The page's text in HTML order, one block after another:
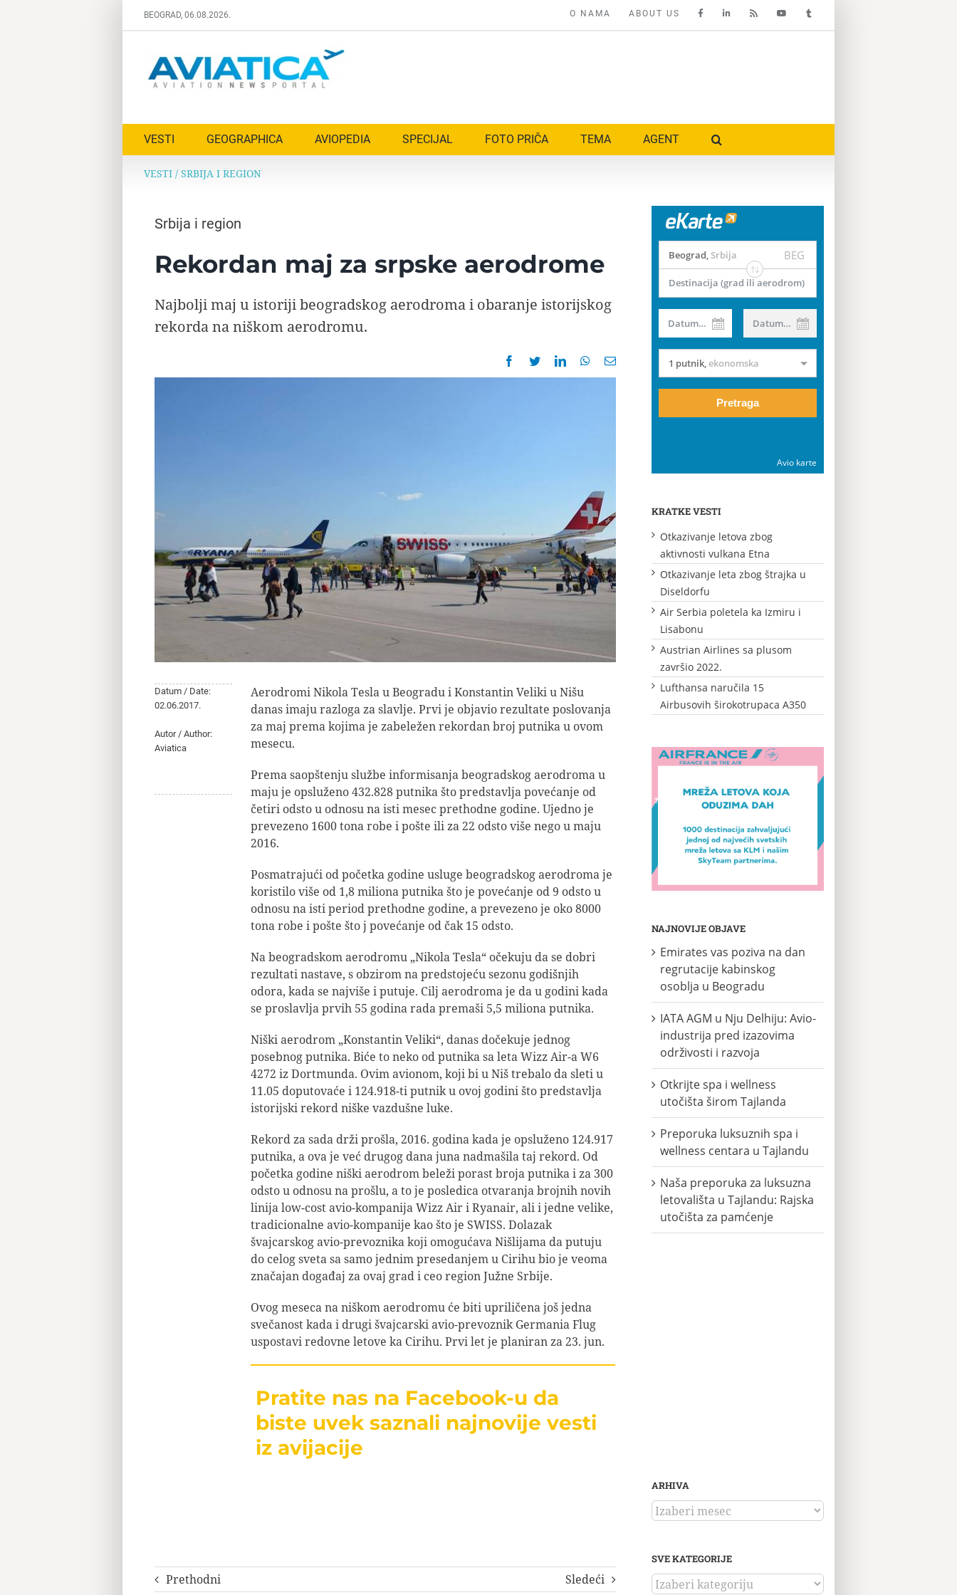
BEOGRAD, 06.08.2026. O NAMA ABOUT US
VESTI GEOGRAPHICA AVIOPEDIA SPECIJAL FOTO PRIČA TEMA AGENT
VESTI/ SRBIJA I REGION
Srbija i region
Rekordan maj za srpske aerodrome
Najbolji maj u istoriji beogradskog aerodroma i obaranje istorijskog
rekorda na niškom aerodromu.
Datum / Date:
02.06.2017.
Autor / Author:
Aviatica
Aerodromi Nikola Tesla u Beogradu i Konstantin Veliki u Nišu
danas imaju razloga za slavlje. Prvi je objavio rezultate poslovanja
za maj prema kojima je zabeležen rekordan broj putnika u ovom
mesecu.
Prema saopštenju službe informisanja beogradskog aerodroma u
maju je opsluženo 432.828 putnika što predstavlja povećanje od
četiri odsto u odnosu na isti mesec prethodne godine. Ujedno je
prevezeno 1600 tona robe i pošte ili za 22 odsto više nego u maju
2016.
Posmatrajući od početka godine usluge beogradskog aerodroma je
koristilo više od 1,8 miliona putnika što je povećanje od 9 odsto u
odnosu na isti period prethodne godine, a prevezeno je oko 8000
tona robe i pošte što j povećanje od čak 15 odsto.
Na beogradskom aerodromu „Nikola Tesla“ očekuju da se dobri
rezultati nastave, s obzirom na predstojeću sezonu godišnjih
odora, kada se najviše i putuje. Cilj aerodroma je da u godini kada
se proslavlja prvih 55 godina rada premaši 5,5 miliona putnika.
Niški aerodrom „Konstantin Veliki“, danas dočekuje jednog
posebnog putnika. Biće to neko od putnika sa leta Wizz Air-a W6
4272 iz Dortmunda. Ovim avionom, koji bi u Niš trebalo da sleti u
11.05 doputovaće i 124.918-ti putnik u ovoj godini što predstavlja
istorijski rekord niške vazdušne luke.
Rekord za sada drži prošla, 2016. godina kada je opsluženo 124.917
putnika, a ova je već drugog dana juna nadmašila taj rekord. Od
početka godine niški aerodrom beleži porast broja putnika i za 300
odsto u odnosu na prošlu, a to je posledica otvaranja brojnih novih
linija low-cost avio-kompanija Wizz Air i Ryanair, ali i jedne velike,
tradicionalne avio-kompanije kao što je SWISS. Dolazak
švajcarskog avio-prevoznika koji omogućava Nišlijama da putuju
do celog sveta sa samo jednim presedanjem u Cirihu bio je veoma
značajan događaj za ovaj grad i ceo region Južne Srbije.
Ovog meseca na niškom aerodromu će biti upriličena još jedna
svečanost kada i drugi švajcarski avio-prevoznik Germania Flug
uspostavi redovne letove ka Cirihu. Prvi let je planiran za 23. jun.
Pratite nas na Facebook-u da
biste uvek saznali najnovije vesti
iz avijacije
Prethodni Sledeći
Beograd, Srbija BEG
Destinacija (grad ili aerodrom)
Datum od Datum do
1 putnik,ekonomska
Pretraga
Avio karte
KRATKE VESTI
Otkazivanje letova zbog
aktivnosti vulkana Etna
Otkazivanje leta zbog štrajka u
Diseldorfu
Air Serbia poletela ka Izmiru i
Lisabonu
Austrian Airlines sa plusom
završio 2022.
Lufthansa naručila 15
Airbusovih širokotrupaca A350
NAJNOVIJE OBJAVE
Emirates vas poziva na dan
regrutacije kabinskog
osoblja u Beogradu
IATA AGM u Nju Delhiju: Avio-
industrija pred izazovima
održivosti i razvoja
Otkrijte spa i wellness
utočišta širom Tajlanda
Preporuka luksuznih spa i
wellness centara u Tajlandu
Naša preporuka za luksuzna
letovališta u Tajlandu: Rajska
utočišta za pamćenje
ARHIVA
ARHIVA
SVE KATEGORIJE
SVE